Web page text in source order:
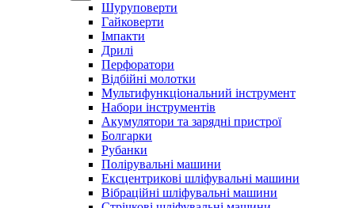
Шуруповерти
Гайковерти
Імпакти
Дрилі
Перфоратори
Відбійні молотки
Мультифункціональний інструмент
Набори інструментів
Акумулятори та зарядні пристрої
Болгарки
Рубанки
Полірувальні машини
Ексцентрикові шліфувальні машини
Вібраційні шліфувальні машини